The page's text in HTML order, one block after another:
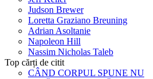
Judson Brewer
Loretta Graziano Breuning
Adrian Asoltanie
Napoleon Hill
Nassim Nicholas Taleb
Top cărți de citit
CÂND CORPUL SPUNE NU